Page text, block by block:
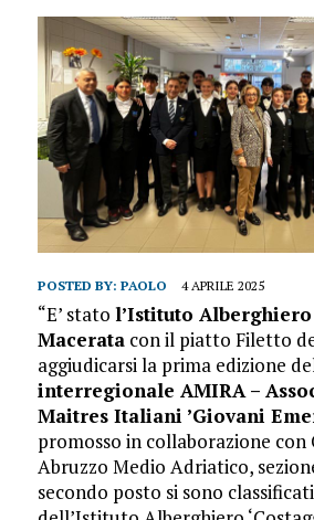
POSTED BY: PAOLO 4 APRILE 2025
“E’ stato l’Istituto Alberghiero
Maceratacon il piatto Filetto
aggiudicarsi la prima edizione
interregionale AMIRA –
Maitres Italiani ’Giovani
promosso in collaborazione
Abruzzo Medio Adriatico,
secondo posto si sono